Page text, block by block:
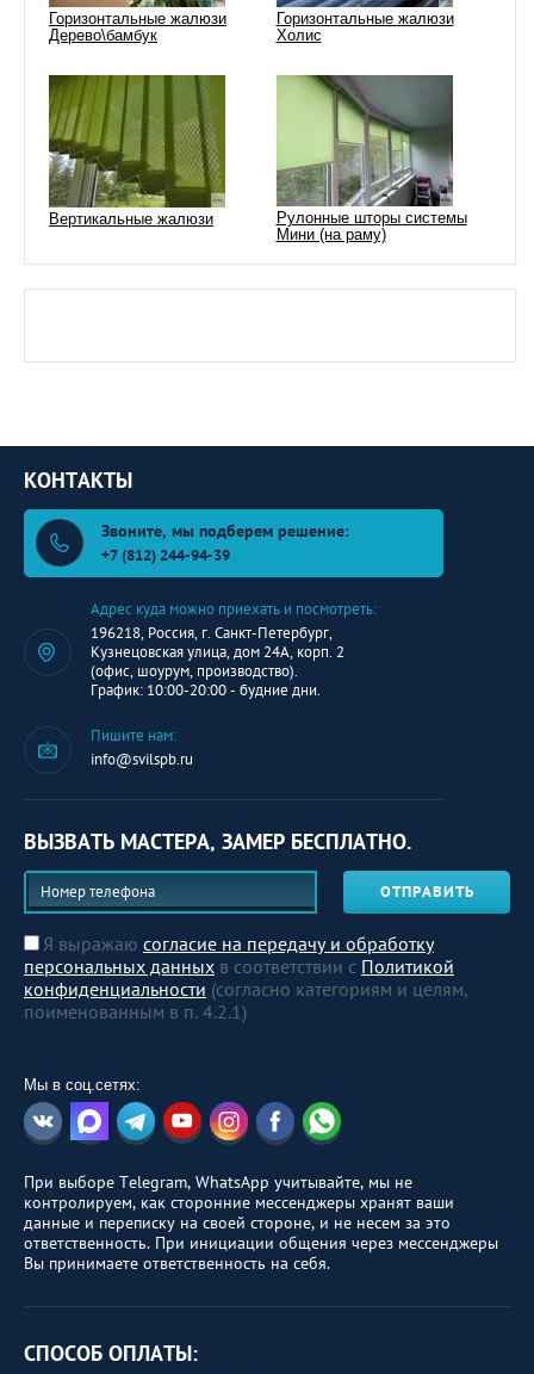
Горизонтальные жалюзи
Дерево\бамбук
Горизонтальные жалюзи
Холис
Вертикальные жалюзи
Рулонные шторы системы
Мини (на раму)
КОНТАКТЫ
Звоните, мы подберем решение:
+7 (812) 244-94-39
Адрес куда можно приехать и посмотреть:
196218, Россия, г. Санкт-Петербург,
Кузнецовская улица, дом 24А, корп. 2
(офис, шоурум, производство).
График: 10:00-20:00 - будние дни.
Пишите нам:
info@svilspb.ru
ВЫЗВАТЬ МАСТЕРА, ЗАМЕР БЕСПЛАТНО.
Я выражаю согласие на передачу и обработку
персональных данных в соответствии с Политикой
конфиденциальности (согласно категориям и целям,
поименованным в п. 4.2.1)
ОТПРАВИТЬ
Мы в соц.сетях:
При выборе Telegram, WhatsApp учитывайте, мы не
контролируем, как сторонние мессенджеры хранят ваши
данные и переписку на своей стороне, и не несем за это
ответственность. При инициации общения через мессенджеры
Вы принимаете ответственность на себя.
СПОСОБ ОПЛАТЫ: